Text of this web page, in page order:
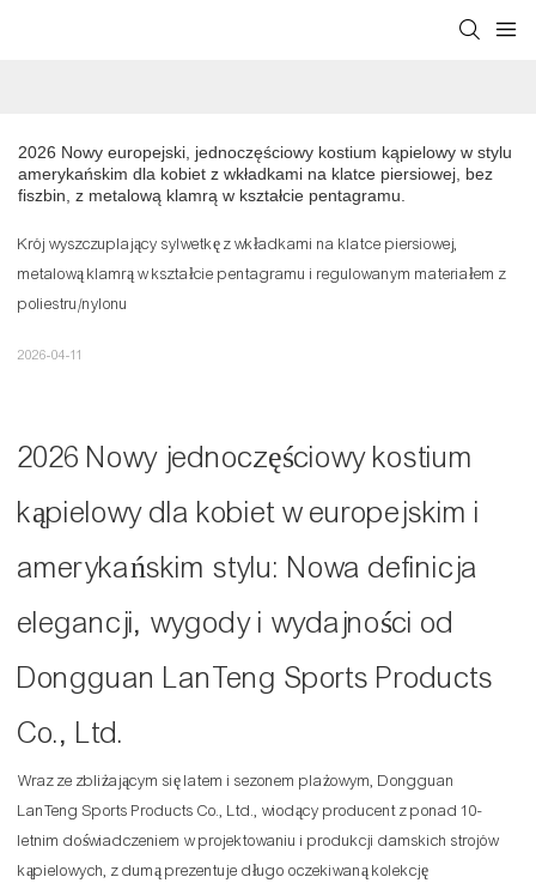
2026 Nowy europejski, jednoczęściowy kostium kąpielowy w stylu
amerykańskim dla kobiet z wkładkami na klatce piersiowej, bez
fiszbin, z metalową klamrą w kształcie pentagramu.
Krój wyszczuplający sylwetkę z wkładkami na klatce piersiowej,
metalową klamrą w kształcie pentagramu i regulowanym materiałem z
poliestru/nylonu
2026-04-11
2026 Nowy jednoczęściowy kostium
kąpielowy dla kobiet w europejskim i
amerykańskim stylu: Nowa definicja
elegancji, wygody i wydajności od
Dongguan LanTeng Sports Products
Co., Ltd.
Wraz ze zbliżającym się latem i sezonem plażowym, Dongguan
LanTeng Sports Products Co., Ltd., wiodący producent z ponad 10-
letnim doświadczeniem w projektowaniu i produkcji damskich strojów
kąpielowych, z dumą prezentuje długo oczekiwaną kolekcję